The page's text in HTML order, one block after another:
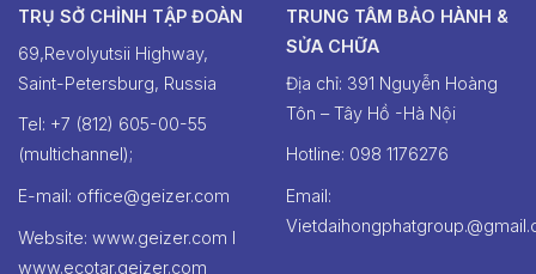
TRỤ SỞ CHỈNH TẬP ĐOÀN
69,Revolyutsii Highway,
Saint-Petersburg, Russia
Tel: +7 (812) 605-00-55
(multichannel);
E-mail: office@geizer.com
Website: www.geizer.com I
www.ecotar.geizer.com
TRUNG TÂM BẢO HÀNH &
SỬA CHỮA
Địa chỉ: 391 Nguyễn Hoàng
Tôn – Tây Hồ -Hà Nội
Hotline: ‭098 1176276‬
Email: